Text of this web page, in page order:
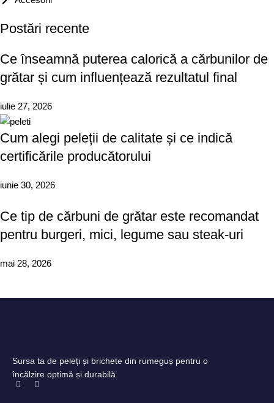
Postări recente
Ce înseamnă puterea calorică a cărbunilor de
grătar și cum influențează rezultatul final
iulie 27, 2026
Cum alegi peleții de calitate și ce indică
certificările producătorului
iunie 30, 2026
Ce tip de cărbuni de grătar este recomandat
pentru burgeri, mici, legume sau steak-uri
mai 28, 2026
Sursa ta de peleți și brichete din rumeguș pentru o
încălzire optimă și durabilă.